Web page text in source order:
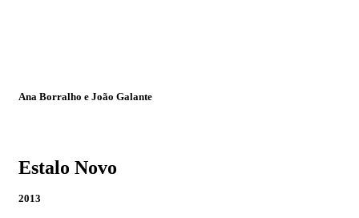
Ana Borralho e João Galante​
Estalo Novo
2013